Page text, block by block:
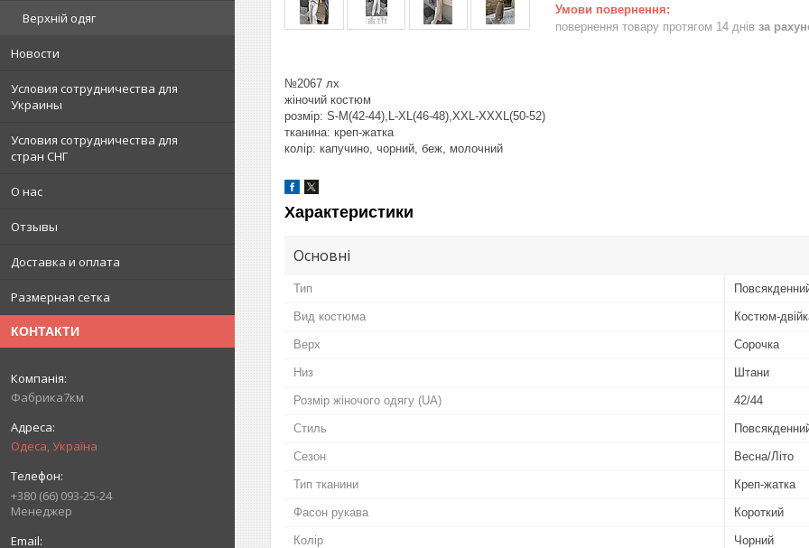
Верхній одяг
Новости
Условия сотрудничества для
Украины
Условия сотрудничества для
стран СНГ
О нас
Отзывы
Доставка и оплата
Размерная сетка
КОНТАКТИ
Фабрика7км
Одеса, Україна
+380 (66) 093-25-24
Менеджер
повернення товару протягом 14 днів за
№2067 лх
жіночий костюм
розмір: S-M(42-44),L-XL(46-48),XXL-XXXL(50-52)
тканина: креп-жатка
колір: капучино, чорний, беж, молочний
Характеристики
Основні
Тип
Вид костюма Костюм-
Верх Сорочка
Низ Штани
Розмір жіночого одягу (UA) 42/44
Стиль
Сезон Весна/Літо
Тип тканини Креп-жатка
Фасон рукава Короткий
Колір Чорний